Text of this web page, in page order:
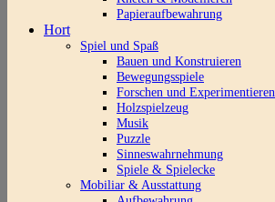
Papieraufbewahrung
Hort
Spiel und Spaß
Bauen und Konstruieren
Bewegungsspiele
Forschen und Experimentieren
Holzspielzeug
Musik
Puzzle
Sinneswahrnehmung
Spiele & Spielecke
Mobiliar & Ausstattung